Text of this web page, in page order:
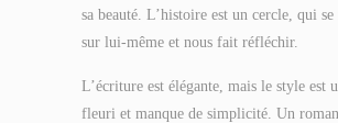
sa beauté. L’histoire est un cercle, qui
sur lui-même et nous fait réfléchir.
L’écriture est élégante, mais le style est
fleuri et manque de simplicité. Un